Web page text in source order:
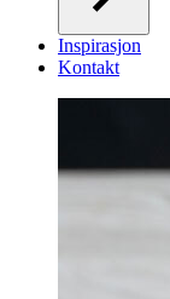
Inspirasjon
Kontakt